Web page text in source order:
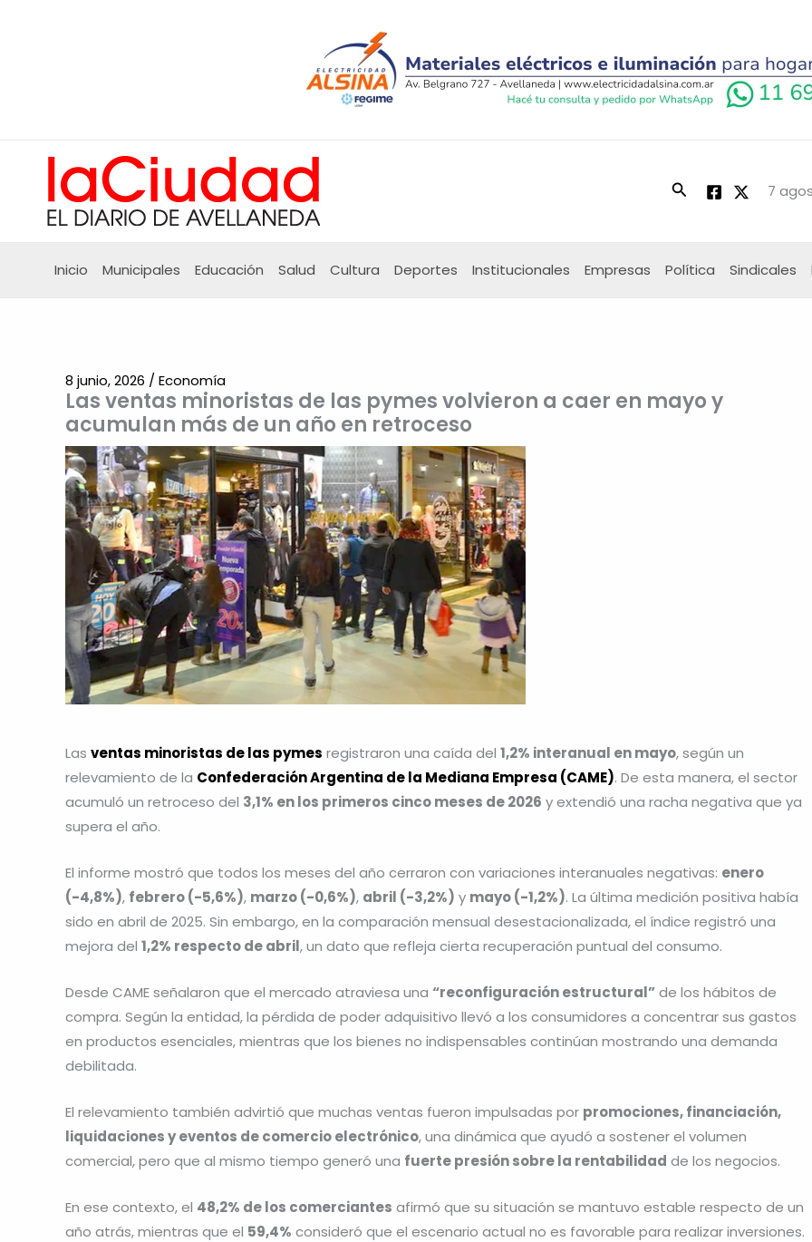
Buscar 7
Inicio Municipales Educación Salud Cultura Deportes Institucionales Empresas Política Sindicales
Las ventas minoristas de las pymes volvieron a caer en mayo y
acumulan más de un año en retroceso
8 junio, 2026 / Economía
Las ventas minoristas de las pymes registraron una caída del 1,2% interanual en mayo, según un
relevamiento de la Confederación Argentina de la Mediana Empresa (CAME). De esta manera, el sector
acumuló un retroceso del 3,1% en los primeros cinco meses de 2026 y extendió una racha negativa que ya
supera el año.
El informe mostró que todos los meses del año cerraron con variaciones interanuales negativas: enero
(-4,8%), febrero (-5,6%), marzo (-0,6%), abril (-3,2%) y mayo (-1,2%). La última medición positiva había
sido en abril de 2025. Sin embargo, en la comparación mensual desestacionalizada, el índice registró una
mejora del 1,2% respecto de abril, un dato que refleja cierta recuperación puntual del consumo.
Desde CAME señalaron que el mercado atraviesa una “reconfiguración estructural”de los hábitos de
compra. Según la entidad, la pérdida de poder adquisitivo llevó a los consumidores a concentrar sus gastos
en productos esenciales, mientras que los bienes no indispensables continúan mostrando una demanda
debilitada.
El relevamiento también advirtió que muchas ventas fueron impulsadas por promociones, financiación,
liquidaciones y eventos de comercio electrónico, una dinámica que ayudó a sostener el volumen
comercial, pero que al mismo tiempo generó una fuerte presión sobre la rentabilidad de los negocios.
En ese contexto, el 48,2% de los comerciantes afirmó que su situación se mantuvo estable respecto de un
año atrás, mientras que el 59,4% consideró que el escenario actual no es favorable para realizar inversiones.